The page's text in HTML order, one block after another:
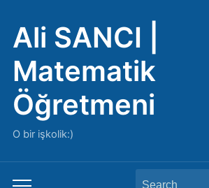
Ali SANCI |
Matematik
Öğretmeni
O bir işkolik:)
Search